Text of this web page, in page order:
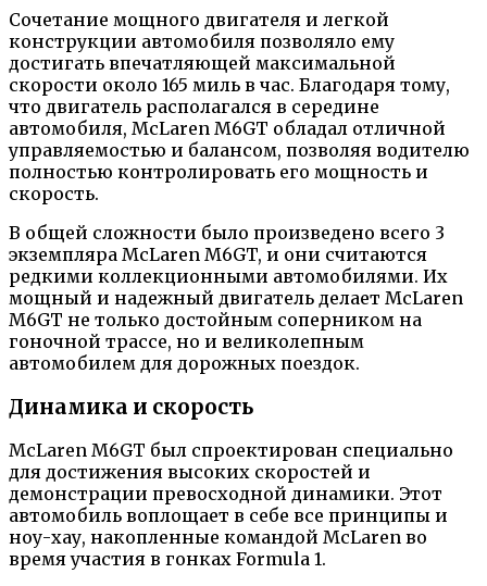
Сочетание мощного двигателя и легкой
конструкции автомобиля позволяло ему
достигать впечатляющей максимальной
скорости около 165 миль в час. Благодаря тому,
что двигатель располагался в середине
автомобиля, McLaren M6GT обладал отличной
управляемостью и балансом, позволяя водителю
полностью контролировать его мощность и
скорость.
В общей сложности было произведено всего 3
экземпляра McLaren M6GT, и они считаются
редкими коллекционными автомобилями. Их
мощный и надежный двигатель делает McLaren
M6GT не только достойным соперником на
гоночной трассе, но и великолепным
автомобилем для дорожных поездок.
Динамика и скорость
McLaren M6GT был спроектирован специально
для достижения высоких скоростей и
демонстрации превосходной динамики. Этот
автомобиль воплощает в себе все принципы и
ноу-хау, накопленные командой McLaren во
время участия в гонках Formula 1.